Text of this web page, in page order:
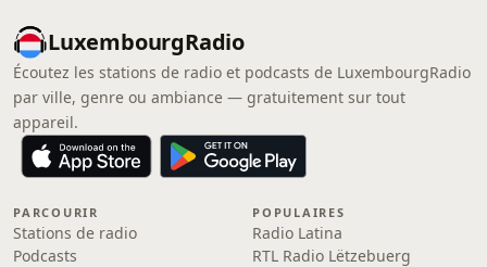
LuxembourgRadio
Écoutez les stations de radio et podcasts de LuxembourgRadio
par ville, genre ou ambiance — gratuitement sur tout
appareil.
PARCOURIR
Stations de radio
Podcasts
POPULAIRES
Radio Latina
RTL Radio Lëtzebuerg